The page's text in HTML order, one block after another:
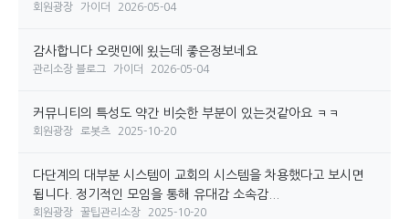
회원광장 가이더 2026-05-04
감사합니다 오랫민에 욌는데 좋은정보네요
관리소장 블로그 가이더 2026-05-04
커뮤니티의 특성도 약간 비슷한 부분이 있는것같아요 ㅋㅋ
회원광장 로봇츠 2025-10-20
다단계의 대부분 시스템이 교회의 시스템을 차용했다고 보시면
됩니다. 정기적인 모임을 통해 유대감 소속감...
회원광장 꿀팁관리소장 2025-10-20